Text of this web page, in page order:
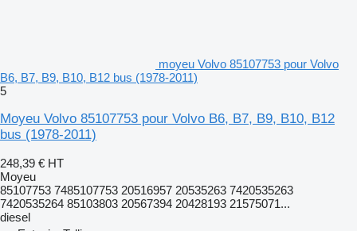
moyeu Volvo 85107753 pour Volvo
B6, B7, B9, B10, B12 bus (1978-2011)
5
Moyeu Volvo 85107753 pour Volvo B6, B7, B9, B10, B12
bus (1978-2011)
248,39 € HT
Moyeu
85107753 7485107753 20516957 20535263 7420535263
7420535264 85103803 20567394 20428193 21575071...
diesel